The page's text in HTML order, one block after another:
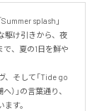
splash」
駆け引きから、夜
で、夏の1日を鮮や
、そして「Tide go
」の言葉通り、
す。